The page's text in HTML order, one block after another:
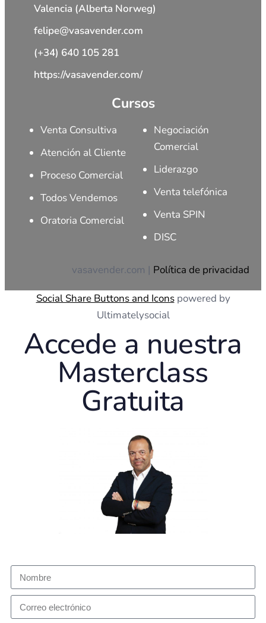
Valencia (Alberta Norweg)
felipe@vasavender.com
(+34) 640 105 281
https://vasavender.com/
Cursos
Venta Consultiva
Atención al Cliente
Proceso Comercial
Todos Vendemos
Oratoria Comercial
Negociación
Comercial
Liderazgo
Venta telefónica
Venta SPIN
DISC
vasavender.com | Política de privacidad
Social Share Buttons and Iconspowered by
Ultimatelysocial
Accede a nuestra
Masterclass
Gratuita